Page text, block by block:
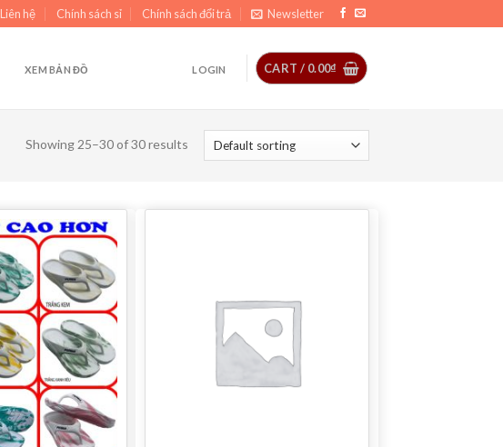
Liên hệ Chính sách sỉ Chính sách đổi trả Newsletter
XEM BẢN ĐỒ LOGIN CART / 0.00₫
Showing 25–30 of 30 results